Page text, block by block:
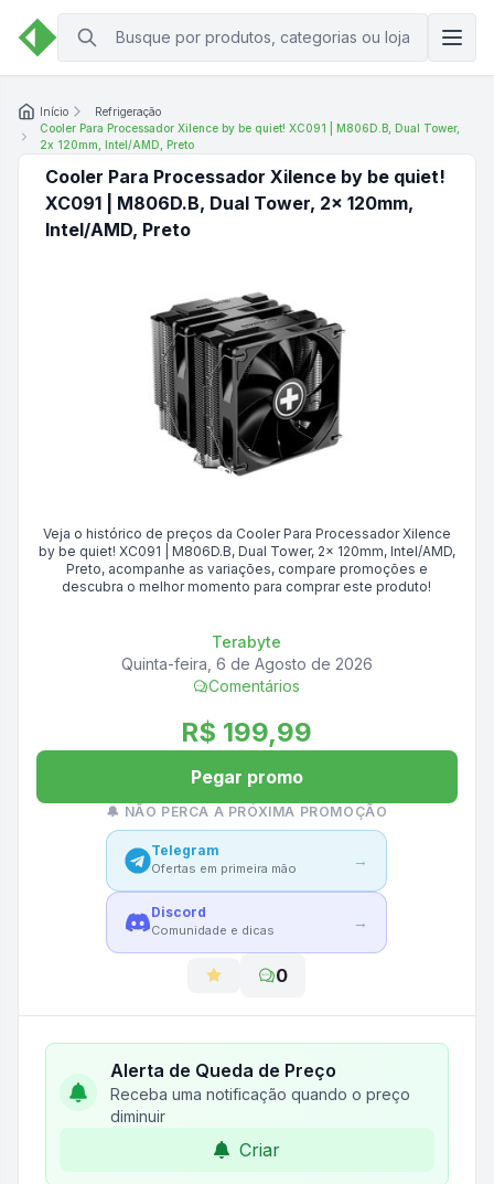
Início
Refrigeração
Cooler Para Processador Xilence by be quiet! XC091 | M806D.B, Dual Tower,
2x 120mm, Intel/AMD, Preto
Cooler Para Processador Xilence by be quiet!
XC091 | M806D.B, Dual Tower, 2x 120mm,
Intel/AMD, Preto
Veja o histórico de preços da Cooler Para Processador Xilence
by be quiet! XC091 | M806D.B, Dual Tower, 2x 120mm, Intel/AMD,
Preto, acompanhe as variações, compare promoções e
descubra o melhor momento para comprar este produto!
Terabyte
Quinta-feira, 6 de Agosto de 2026
Comentários
R$ 199,99
Pegar promo
🔔 NÃO PERCA A PRÓXIMA PROMOÇÃO
Telegram
Ofertas em primeira mão →
Discord
Comunidade e dicas →
0
Alerta de Queda de Preço
Receba uma notificação quando o preço
diminuir
Criar